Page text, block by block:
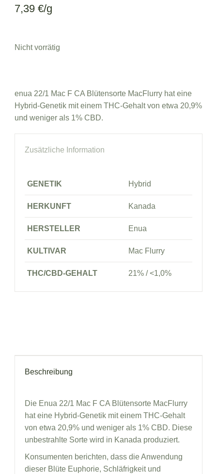
7,39 €/g
Nicht vorrätig
enua 22/1 Mac F CA Blütensorte MacFlurry hat eine
Hybrid-Genetik mit einem THC-Gehalt von etwa 20,9%
und weniger als 1% CBD.
Zusätzliche Information
GENETIK Hybrid
HERKUNFT Kanada
HERSTELLER Enua
KULTIVAR Mac Flurry
THC/CBD-GEHALT 21% / <1,0%
Beschreibung
Die Enua 22/1 Mac F CA Blütensorte MacFlurry
hat eine Hybrid-Genetik mit einem THC-Gehalt
von etwa 20,9% und weniger als 1% CBD. Diese
unbestrahlte Sorte wird in Kanada produziert.
Konsumenten berichten, dass die Anwendung
dieser Blüte Euphorie, Schläfrigkeit und